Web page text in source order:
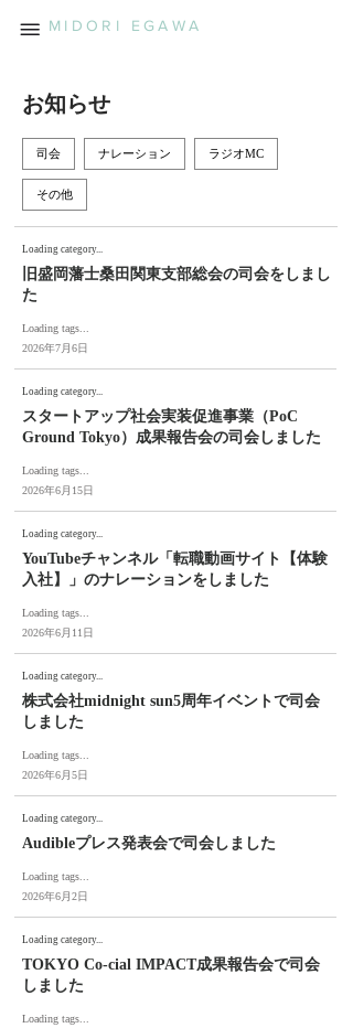
MIDORI EGAWA
お知らせ
司会 ナレーション ラジオMC
その他
Loading category...
旧盛岡藩士桑田関東支部総会の司会をしまし
た
Loading tags...
2026年7月6日
Loading category...
スタートアップ社会実装促進事業（PoC
Ground Tokyo）成果報告会の司会しました
Loading tags...
2026年6月15日
Loading category...
YouTubeチャンネル「転職動画サイト【体験
入社】」のナレーションをしました
Loading tags...
2026年6月11日
Loading category...
株式会社midnight sun5周年イベントで司会
しました
Loading tags...
2026年6月5日
Loading category...
Audibleプレス発表会で司会しました
Loading tags...
2026年6月2日
Loading category...
TOKYO Co-cial IMPACT成果報告会で司会
しました
Loading tags...